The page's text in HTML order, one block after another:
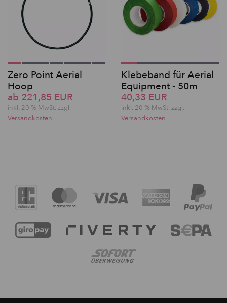
Zero Point Aerial
Hoop
ab 221,85 EUR
inkl. 20 % MwSt. zzgl.
Versandkosten
Klebeband für Aerial
Equipment - 50m
40,33 EUR
inkl. 20 % MwSt. zzgl.
Versandkosten